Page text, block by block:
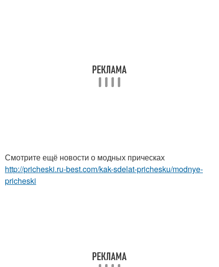
Смотрите ещё новости о модных прическах
http://pricheski.ru-best.com/kak-sdelat-prichesku/modnye-
pricheski